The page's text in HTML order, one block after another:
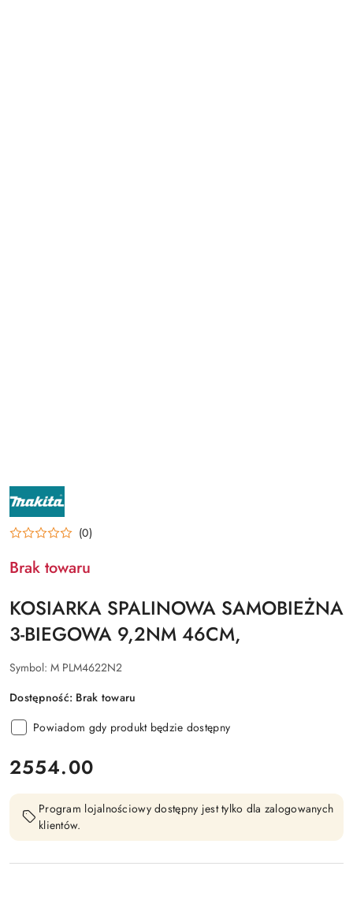
NAZWA
PRODUCENTA:
MAKITA
(0)
Brak towaru
KOSIARKA SPALINOWA SAMOBIEŻNA
3-BIEGOWA 9,2NM 46CM,
Symbol: M PLM4622N2
Dostępność: Brak towaru
Powiadom gdy produkt będzie dostępny
cena:
2554.00
Program lojalnościowy dostępny jest tylko dla zalogowanych
klientów.